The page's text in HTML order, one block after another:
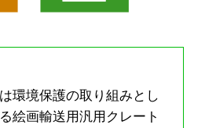
環境保護の取り組みとし
絵画輸送用汎用クレート